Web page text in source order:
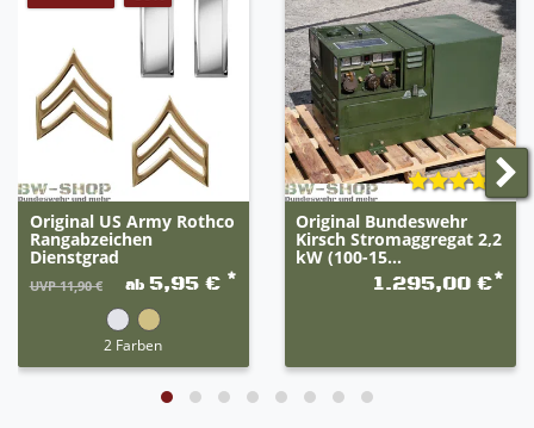
Original US Army Rothco
Rangabzeichen
Dienstgrad
UVP 11,90 € ab 5,95 € *
2 Farben
Original Bundeswehr
Kirsch Stromaggregat 2,2
kW (100-15...
1.295,00 €*